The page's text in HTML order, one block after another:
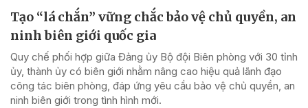
Tạo “lá chắn” vững chắc bảo vệ chủ quyền, an
ninh biên giới quốc gia
Quy chế phối hợp giữa Đảng ủy Bộ đội Biên phòng với 30 tỉnh
ủy, thành ủy có biên giới nhằm nâng cao hiệu quả lãnh đạo
công tác biên phòng, đáp ứng yêu cầu bảo vệ chủ quyền, an
ninh biên giới trong tình hình mới.